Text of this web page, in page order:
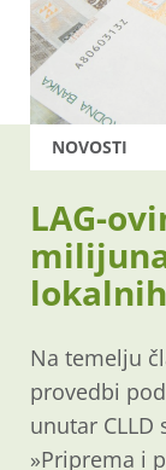
NOVOSTI
LAG-
Na temelju
provedbi
unutar CLLD
»Priprema i